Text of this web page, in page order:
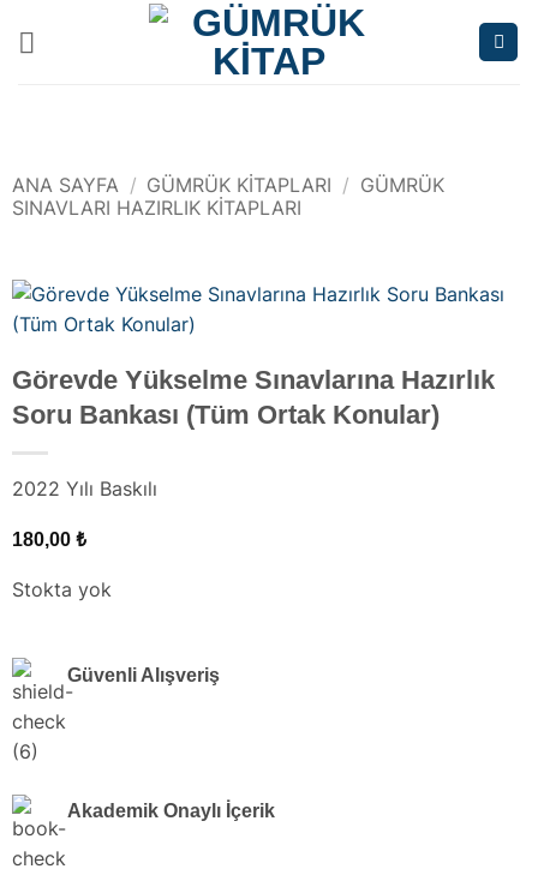
ANA SAYFA / GÜMRÜK KITAPLARI / GÜMRÜK
SINAVLARI HAZIRLIK KITAPLARI
Görevde Yükselme Sınavlarına Hazırlık
Soru Bankası (Tüm Ortak Konular)
2022 Yılı Baskılı
180,00 ₺
Stokta yok
Güvenli Alışveriş
Akademik Onaylı İçerik